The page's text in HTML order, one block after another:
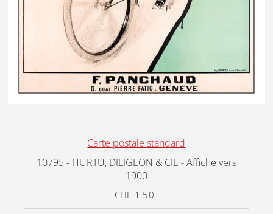
Carte postale standard
10795 - HURTU, DILIGEON & CIE - Affiche vers
1900
Prix
ordinaire
CHF 1.50